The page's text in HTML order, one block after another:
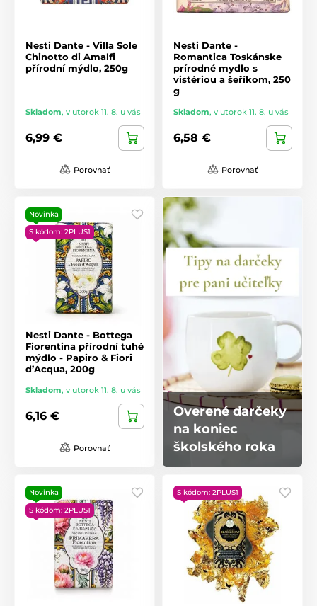
Nesti Dante - Villa Sole
Chinotto di Amalfi
přírodní mýdlo, 250g
Skladom, v utorok 11. 8. u vás
6,99 €
Porovnať
Nesti Dante -
Romantica Toskánske
prírodné mydlo s
vistériou a šeříkom, 250
g
Skladom, v utorok 11. 8. u vás
6,58 €
Porovnať
Novinka
S kódom: 2PLUS1
Nesti Dante - Bottega
Fiorentina přírodní tuhé
mýdlo - Papiro & Fiori
d’Acqua, 200g
Skladom, v utorok 11. 8. u vás
6,16 €
Porovnať
Overené darčeky
na koniec
školského roka
Novinka
S kódom: 2PLUS1
S kódom: 2PLUS1